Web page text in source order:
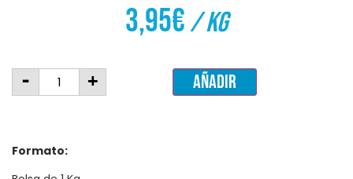
3,95€/ Kg
- + Añadir
Formato: